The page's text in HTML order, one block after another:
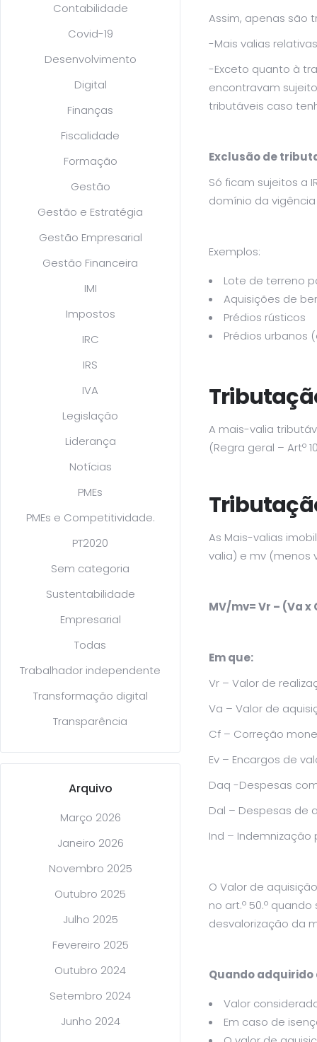
Contabilidade
Covid-19
Desenvolvimento
Digital
Finanças
Fiscalidade
Formação
Gestão
Gestão e Estratégia
Gestão Empresarial
Gestão Financeira
IMI
Impostos
IRC
IRS
IVA
Legislação
Liderança
Notícias
PMEs
PMEs e Competitividade.
PT2020
Sem categoria
Sustentabilidade
Empresarial
Todas
Trabalhador independente
Transformação digital
Transparência
Arquivo
Março 2026
Janeiro 2026
Novembro 2025
Outubro 2025
Julho 2025
Fevereiro 2025
Outubro 2024
Setembro 2024
Junho 2024
Assim, apenas são
-Mais valias
-Exceto quanto à
encontravam
tributáveis caso
Exclusão de
Só ficam sujeitos a
domínio da vigência
Exemplos:
Lote de terreno
Aquisições de
Prédios rústicos
Prédios urbanos
A mais-valia
(Regra geral – Artº
As Mais-valias
valia) e mv (menos
MV/mv= Vr – (Va x
Em que:
Vr – Valor de
Va – Valor de
Cf – Correção
Ev – Encargos de
Daq -Despesas
Dal – Despesas de
Ind –
O Valor de
no art.º 50.º
desvalorização da
Quando
Valor
Em caso de